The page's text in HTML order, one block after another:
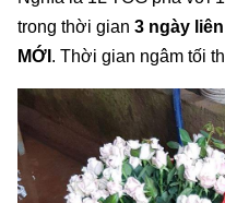
trong thời gian 3 ngày
MỚI . Thời gian ngâm tối